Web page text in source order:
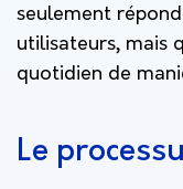
seulement
utilisateurs, mais
quotidien de
Le